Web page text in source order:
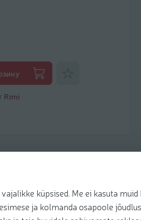
küpsised. Me ei kasuta muid
ja kolmanda osapoole
Rimi